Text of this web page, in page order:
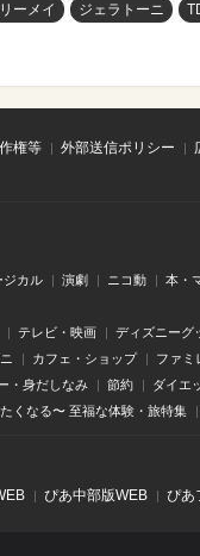
ーメイ ジェラトーニ
権等 外部送信ポリシー
ジカル 演劇 ニコ動 本・
テレビ・映画 ディズニーグ
カフェ・ショップ ファミ
・身だしなみ 節約 ダイエ
くなる〜 至福な体験・旅特集
ぴあ中部版WEB ぴあ